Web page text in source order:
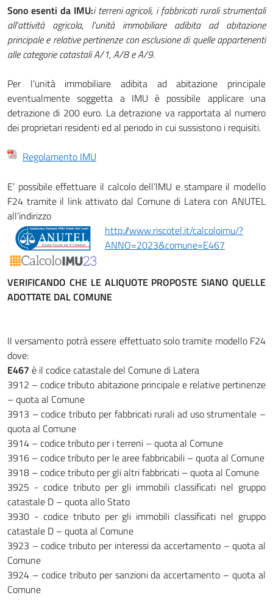
Sono esenti da IMU:i terreni agricoli, i fabbricati rurali strumentali
all'attività agricola, l'unità immobiliare adibita ad abitazione
principale e relative pertinenze con esclusione di quelle appartenenti
alle categorie catastali A/1, A/8 e A/9.
Per l'unità immobiliare adibita ad abitazione principale
eventualmente soggetta a IMU è possibile applicare una
detrazione di 200 euro. La detrazione va rapportata al numero
dei proprietari residenti ed al periodo in cui sussistono i requisiti.
Regolamento IMU
E’ possibile effettuare il calcolo dell’IMU e stampare il modello
F24 tramite il link attivato dal Comune di Latera con ANUTEL
all’indirizzo
http://www.riscotel.it/calcoloimu/?
ANNO=2023&comune=E467
VERIFICANDO CHE LE ALIQUOTE PROPOSTE SIANO QUELLE
ADOTTATE DAL COMUNE
Il versamento potrà essere effettuato solo tramite modello F24
dove:
E467 è il codice catastale del Comune di Latera
3912 – codice tributo abitazione principale e relative pertinenze
– quota al Comune
3913 – codice tributo per fabbricati rurali ad uso strumentale –
quota al Comune
3914 – codice tributo per i terreni – quota al Comune
3916 – codice tributo per le aree fabbricabili – quota al Comune
3918 – codice tributo per gli altri fabbricati – quota al Comune
3925 - codice tributo per gli immobili classificati nel gruppo
catastale D – quota allo Stato
3930 - codice tributo per gli immobili classificati nel gruppo
catastale D – quota al Comune
3923 – codice tributo per interessi da accertamento – quota al
Comune
3924 – codice tributo per sanzioni da accertamento – quota al
Comune